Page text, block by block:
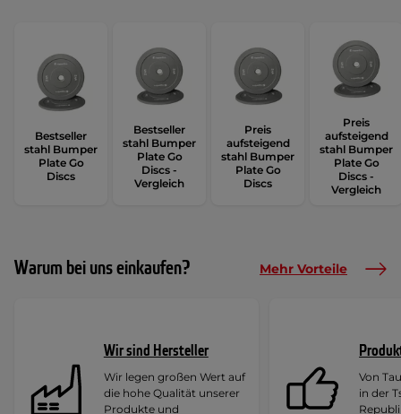
Bestseller
stahl Bumper
Plate Go
Discs
Bestseller
stahl Bumper
Plate Go
Discs -
Vergleich
Preis
aufsteigend
stahl Bumper
Plate Go
Discs
Preis
aufsteigend
stahl Bumper
Plate Go
Discs -
Vergleich
Warum bei uns einkaufen? Mehr Vorteile
Wir sind Hersteller
Wir legen großen Wert auf
die hohe Qualität unserer
Produkte und
Von
in der